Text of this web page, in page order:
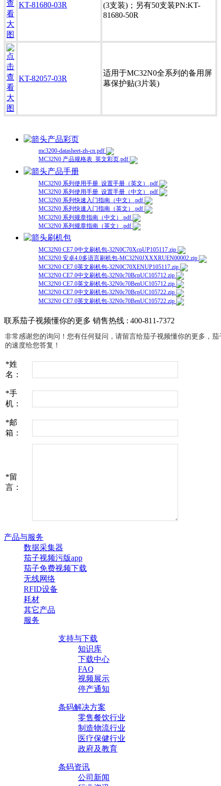
KT-81680-03R
(3支装)；另有50支装PN:KT-
81680-50R
KT-82057-03R
适用于MC32N0全系列的备用屏
幕保护贴(3片装)
产品彩页
mc3200-datasheet-zh-cn.pdf
MC32N0 产品规格表_英文彩页.pdf
产品手册
MC32N0 系列使用手册_设置手册（英文）.pdf
MC32N0 系列使用手册_设置手册（中文）.pdf
MC32N0 系列快速入门指南（中文）.pdf
MC32N0 系列快速入门指南（英文）.pdf
MC32N0 系列规章指南（中文）.pdf
MC32N0 系列规章指南（英文）.pdf
刷机包
MC32N0 CE7.0中文刷机包-32N0C70XcpUP105117.zip
MC32N0 安卓4.0多语言刷机包-MC32N0JXXXRUEN00002.zip
MC32N0 CE7.0英文刷机包-32N0C70XENUP105117.zip
MC32N0 CE7.0中文刷机包-32N0c70BcpUC105712.zip
MC32N0 CE7.0英文刷机包-32N0c70BenUC105712.zip
MC32N0 CE7.0中文刷机包-32N0c70BcpUC105722.zip
MC32N0 CE7.0英文刷机包-32N0c70BenUC105722.zip
联系茄子视频懂你的更多 销售热线 : 400-811-7372
非常感谢您的询问！您有任何疑问，请留言给茄子视频懂你的更多
的速度给您答复！
*姓
名：
*手
机：
*邮
箱：
*留
言：
产品与服务
数据采集器
茄子视频污版app
茄子免费视频下载
无线网络
RFID设备
耗材
其它产品
服务
支持与下载
知识库
下载中心
FAQ
视频展示
停产通知
条码解决方案
零售餐饮行业
制造物流行业
医疗保健行业
政府及教育
条码资讯
公司新闻